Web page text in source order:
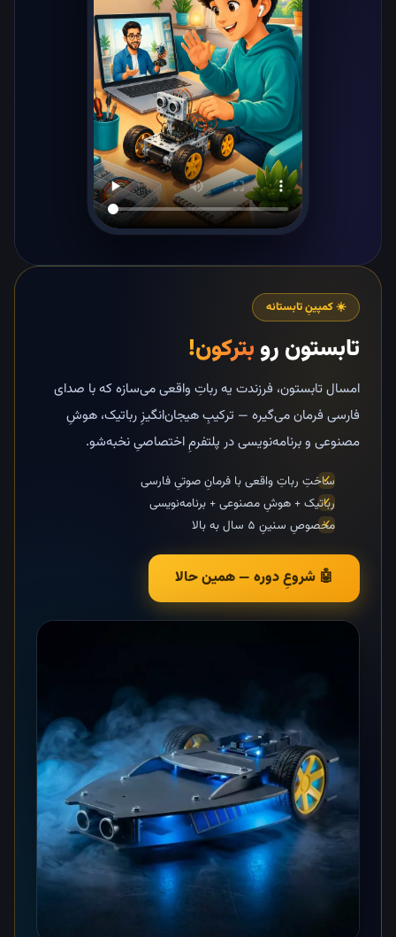
☀️ کمپینِ تابستانه
تابستون روبترکون!
امسال تابستون، فرزندت یه رباتِ واقعی می‌سازه که با صدای
فارسی فرمان می‌گیره — ترکیبِ هیجان‌انگیزِ رباتیک، هوشِ
مصنوعی و برنامه‌نویسی در پلتفرمِ اختصاصیِ نخبه‌شو.
ساختِ رباتِ واقعی با فرمانِ صوتیِ فارسی
رباتیک + هوشِ مصنوعی + برنامه‌نویسی
مخصوصِ سنینِ ۵ سال به بالا
🤖 شروعِ دوره — همین حالا